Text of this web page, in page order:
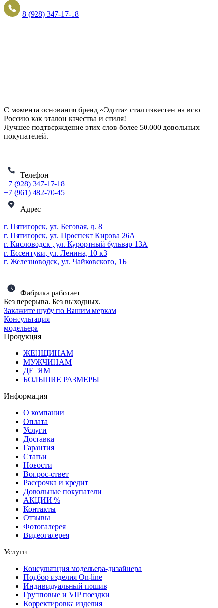
8 (928) 347-17-18
С момента основания бренд «Эдита» стал известен на всю
Россию как эталон качества и стиля!
Лучшее подтверждение этих слов более 50.000 довольных
покупателей.
Телефон
+7 (928) 347-17-18
+7 (961) 482-70-45
Адрес
г. Пятигорск, ул. Беговая, д. 8
г. Пятигорск, ул. Проспект Кирова 26А
г. Кисловодск , ул. Курортный бульвар 13А
г. Ессентуки, ул. Ленина, 10 к3
г. Железноводск, ул. Чайковского, 1Б
Фабрика работает
Без перерыва. Без выходных.
Закажите шубу по Вашим меркам
Консультация
модельера
Продукция
ЖЕНЩИНАМ
МУЖЧИНАМ
ДЕТЯМ
БОЛЬШИЕ РАЗМЕРЫ
Информация
О компании
Оплата
Услуги
Доставка
Гарантия
Статьи
Новости
Вопрос-ответ
Рассрочка и кредит
Довольные покупатели
АКЦИИ %
Контакты
Отзывы
Фотогалерея
Видеогалерея
Услуги
Консультация модельера-дизайнера
Подбор изделия On-line
Индивидуальный пошив
Групповые и VIP поездки
Корректировка изделия